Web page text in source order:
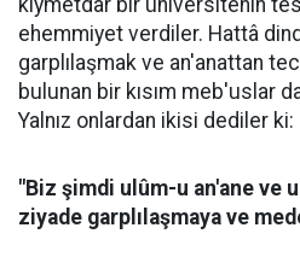
kıymetdar bir üniversitenin
ehemmiyet verdiler. Hattâ
garplılaşmak ve an'anattan
bulunan bir kısım meb'uslar
Yalnız onlardan ikisi dediler ki:
"Biz şimdi ulûm-u an'ane ve
ziyade garplılaşmaya ve